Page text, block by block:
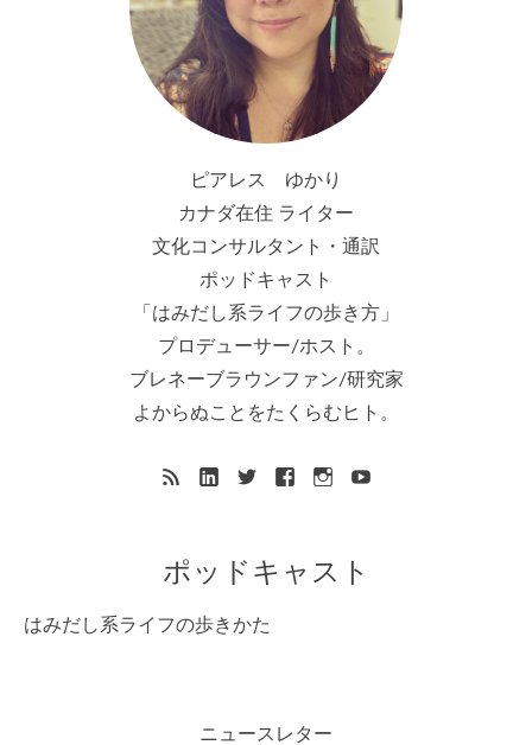
ピアレス ゆかり
カナダ在住 ライター
文化コンサルタント・通訳
ポッドキャスト
「はみだし系ライフの歩き方」
プロデューサー/ホスト。
ブレネーブラウンファン/研究家
よからぬことをたくらむヒト。
ポッドキャスト
はみだし系ライフの歩きかた
ニュースレター